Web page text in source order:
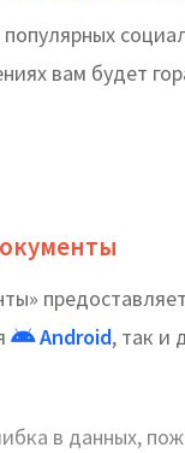
вам будет
Android, так и
в данных,